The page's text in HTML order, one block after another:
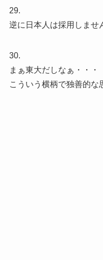
29.
逆に日本人は採用しませ
30.
まぁ東大だしなぁ・・・
こういう横柄で独善的な